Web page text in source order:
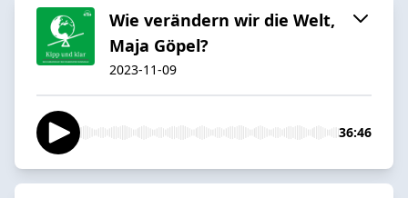
Wie verändern wir die Welt,
Maja Göpel?
2023-11-09
36:46